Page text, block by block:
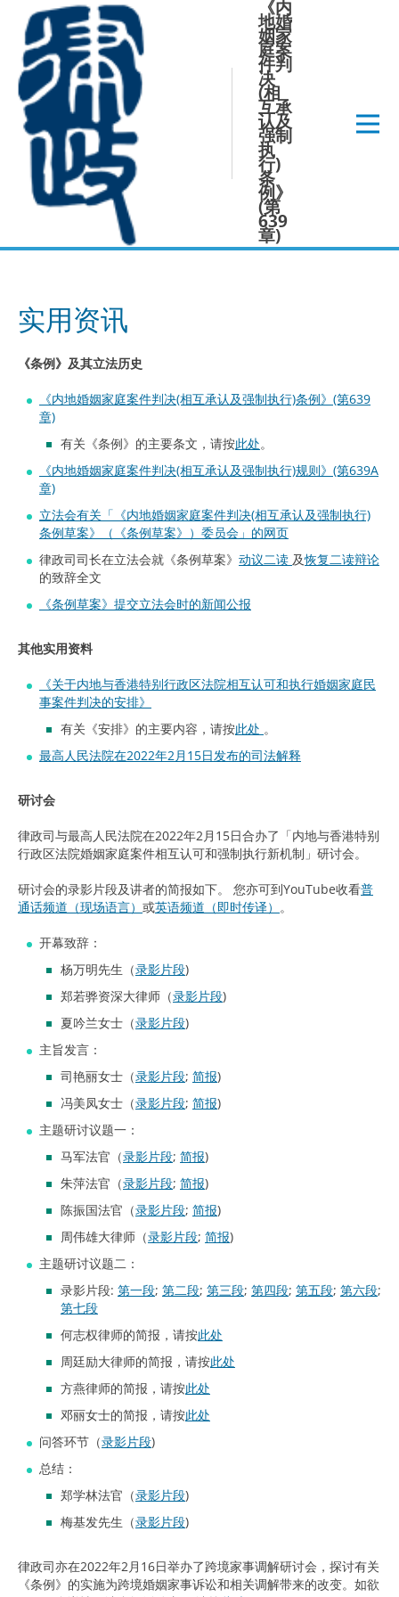
《内
地婚
姻家
庭案
件判
决
(相
互承
认及
强制
执
行)
条
例》
(第
639
章)
实用资讯
《条例》及其立法历史
《内地婚姻家庭案件判决(相互承认及强制执行)条例》(第639
章)
有关《条例》的主要条文，请按此处。
《内地婚姻家庭案件判决(相互承认及强制执行)规则》(第639A
章)
立法会有关「《内地婚姻家庭案件判决(相互承认及强制执行)
条例草案》（《条例草案》）委员会」的网页
律政司司长在立法会就《条例草案》 动议二读 及恢复二读辩论
的致辞全文
《条例草案》提交立法会时的新闻公报
其他实用资料
《关于内地与香港特别行政区法院相互认可和执行婚姻家庭民
事案件判决的安排》
有关《安排》的主要内容，请按此处 。
最高人民法院在2022年2月15日发布的司法解释
研讨会
律政司与最高人民法院在2022年2月15日合办了「内地与香港特别
行政区法院婚姻家庭案件相互认可和强制执行新机制」研讨会。
研讨会的录影片段及讲者的简报如下。 您亦可到YouTube收看普
通话频道（现场语言） 或英语频道（即时传译） 。
开幕致辞：
杨万明先生（录影片段)
郑若骅资深大律师（录影片段)
夏吟兰女士（录影片段)
主旨发言：
司艳丽女士（录影片段; 简报)
冯美凤女士（录影片段; 简报)
主题研讨议题一：
马军法官（录影片段; 简报)
朱萍法官（录影片段; 简报)
陈振国法官（录影片段; 简报)
周伟雄大律师（录影片段; 简报)
主题研讨议题二：
录影片段: 第一段; 第二段; 第三段; 第四段; 第五段; 第六段;
第七段
何志权律师的简报，请按此处
周廷励大律师的简报，请按此处
方燕律师的简报，请按此处
邓丽女士的简报，请按此处
问答环节（录影片段)
总结：
郑学林法官（录影片段)
梅基发先生（录影片段)
律政司亦在2022年2月16日举办了跨境家事调解研讨会，探讨有关
《条例》的实施为跨境婚姻家事诉讼和相关调解带来的改变。如欲